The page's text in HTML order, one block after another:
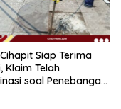
Siap Terima
Klaim Telah
soal Penebangan